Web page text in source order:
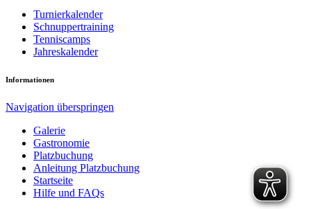
Turnierkalender
Schnuppertraining
Tenniscamps
Jahreskalender
Informationen
Navigation überspringen
Galerie
Gastronomie
Platzbuchung
Anleitung Platzbuchung
Startseite
Hilfe und FAQs